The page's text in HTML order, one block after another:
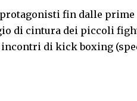
fin dalle
di cintura dei piccoli
di kick boxing